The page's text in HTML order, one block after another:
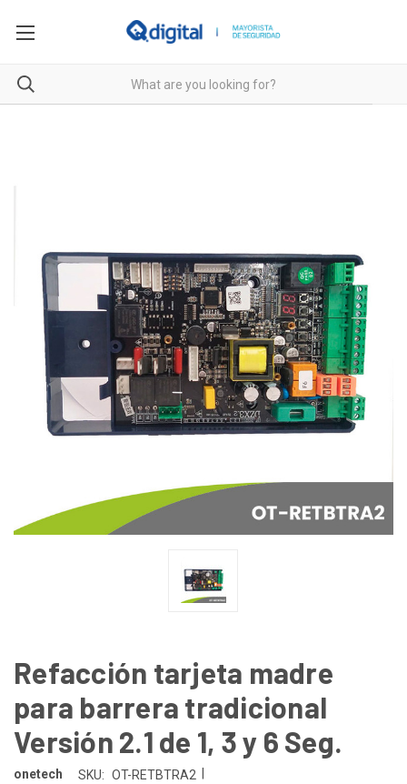
Refacción tarjeta madre
para barrera tradicional
Versión 2.1 de 1, 3 y 6 Seg.
onetech SKU: OT-RETBTRA2